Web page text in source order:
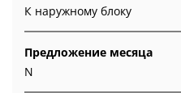
К наружному блоку
Предложение месяца
N